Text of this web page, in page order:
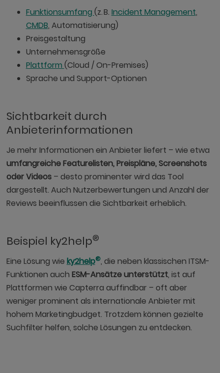
Funktionsumfang (z. B. Incident Management,
CMDB, Automatisierung)
Preisgestaltung
Unternehmensgröße
Plattform (Cloud / On-Premises)
Sprache und Support-Optionen
Sichtbarkeit durch
Anbieterinformationen
Je mehr Informationen ein Anbieter liefert – wie etwa
umfangreiche Featurelisten, Preispläne, Screenshots
oder Videos– desto prominenter wird das Tool
dargestellt. Auch Nutzerbewertungen und Anzahl der
Reviews beeinflussen die Sichtbarkeit erheblich.
Beispiel ky2help®
Eine Lösung wie ky2help®, die neben klassischen ITSM-
Funktionen auch ESM-Ansätze unterstützt, ist auf
Plattformen wie Capterra auffindbar – oft aber
weniger prominent als internationale Anbieter mit
hohem Marketingbudget. Trotzdem können gezielte
Suchfilter helfen, solche Lösungen zu entdecken.